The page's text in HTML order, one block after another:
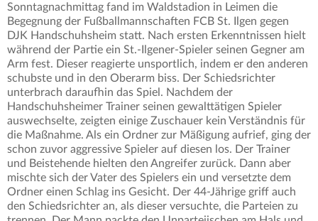
Sonntagnachmittag fand im Waldstadion in Leimen die
Begegnung der Fußballmannschaften FCB St. Ilgen gegen
DJK Handschuhsheim statt. Nach ersten Erkenntnissen hielt
während der Partie ein St.-Ilgener-Spieler seinen Gegner am
Arm fest. Dieser reagierte unsportlich, indem er den anderen
schubste und in den Oberarm biss. Der Schiedsrichter
unterbrach daraufhin das Spiel. Nachdem der
Handschuhsheimer Trainer seinen gewalttätigen Spieler
auswechselte, zeigten einige Zuschauer kein Verständnis für
die Maßnahme. Als ein Ordner zur Mäßigung aufrief, ging der
schon zuvor aggressive Spieler auf diesen los. Der Trainer
und Beistehende hielten den Angreifer zurück. Dann aber
mischte sich der Vater des Spielers ein und versetzte dem
Ordner einen Schlag ins Gesicht. Der 44-Jährige griff auch
den Schiedsrichter an, als dieser versuchte, die Parteien zu